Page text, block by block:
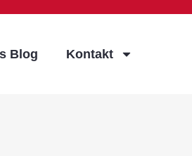
Blog Kontakt